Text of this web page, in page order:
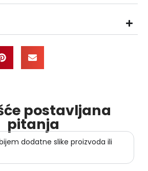
postavljana
pitanja
dodatne slike proizvoda ili